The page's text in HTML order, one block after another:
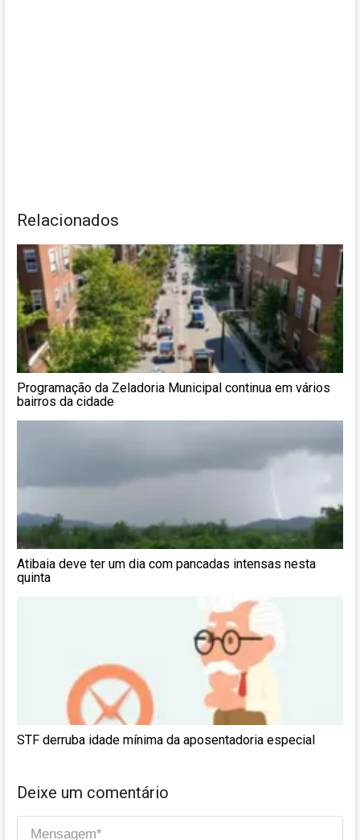
Relacionados
Programação da Zeladoria Municipal continua em vários
bairros da cidade
Atibaia deve ter um dia com pancadas intensas nesta
quinta
STF derruba idade mínima da aposentadoria especial
Deixe um comentário